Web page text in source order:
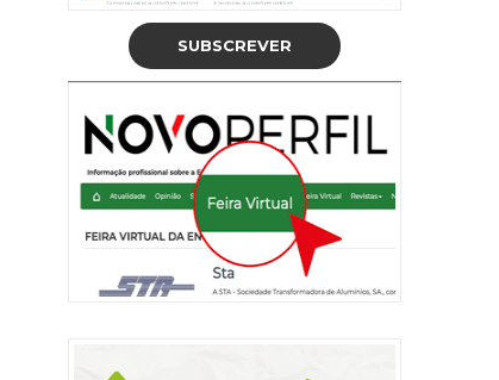
SUBSCREVER